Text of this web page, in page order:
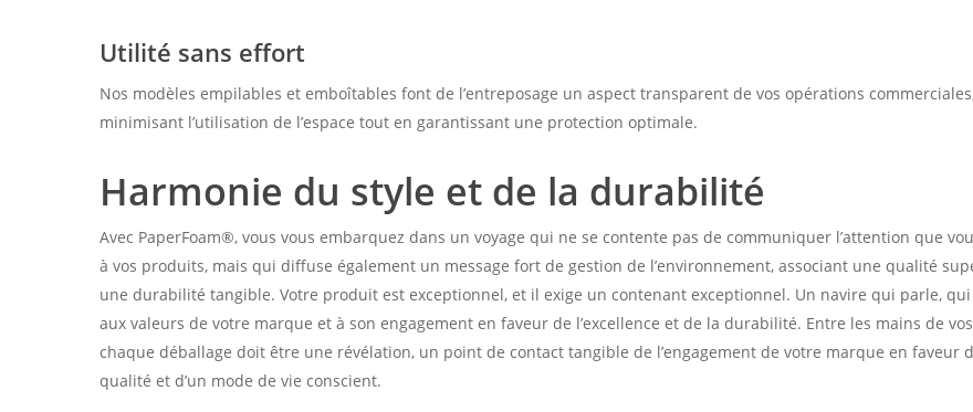
Utilité sans effort
Nos modèles empilables et emboîtables font de l’entreposage un aspect transparent de vos opérations
minimisant l’utilisation de l’espace tout en garantissant une protection optimale.
Harmonie du style et de la durabilité
Avec PaperFoam®, vous vous embarquez dans un voyage qui ne se contente pas de communiquer l’attention que
à vos produits, mais qui diffuse également un message fort de gestion de l’environnement, associant une qualité
une durabilité tangible. Votre produit est exceptionnel, et il exige un contenant exceptionnel. Un navire qui parle,
aux valeurs de votre marque et à son engagement en faveur de l’excellence et de la durabilité. Entre les mains de
chaque déballage doit être une révélation, un point de contact tangible de l’engagement de votre marque en faveur
qualité et d’un mode de vie conscient.